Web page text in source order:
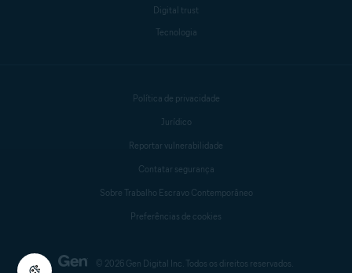
Digital trust
Tecnologia
© 2026 Gen Digital Inc. Todos os direitos reservados.
Política de privacidade
Jurídico
Reportar vulnerabilidade
Contatar segurança
Sobre Trabalho Escravo Contemporâneo
Preferências de cookies